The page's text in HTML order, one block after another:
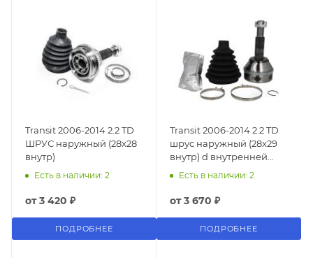
Transit 2006-2014 2.2 TD
ШРУС наружный (28x28
внутр)
Есть в наличии: 2
от3 420 ₽
ПОДРОБНЕЕ
Transit 2006-2014 2.2 TD
шрус наружный (28x29
внутр) d внутренней
шлицевой - 30мм
Есть в наличии: 2
от3 670 ₽
ПОДРОБНЕЕ